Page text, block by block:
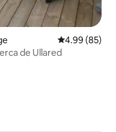
Calificación
4.99 (85)
de Ullared